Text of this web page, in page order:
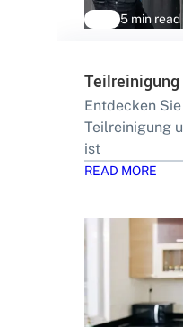
5 min read
Teilreinigung
Entdecken
Teilreinigung
ist
READ MORE